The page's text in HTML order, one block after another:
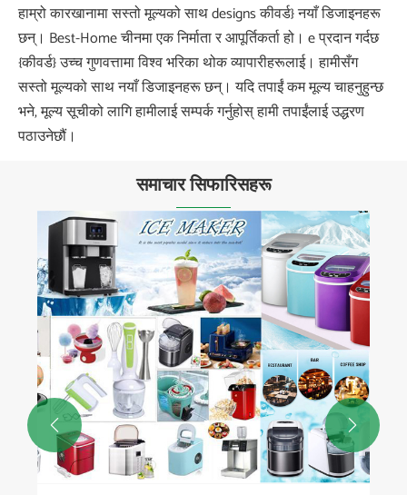
हाम्रो कारखानामा सस्तो मूल्यको साथ designs कीवर्ड} नयाँ डिजाइनहरू
छन्। Best-Home चीनमा एक निर्माता र आपूर्तिकर्ता हो। e प्रदान गर्दछ
{कीवर्ड} उच्च गुणवत्तामा विश्व भरिका थोक व्यापारीहरूलाई। हामीसँग
सस्तो मूल्यको साथ नयाँ डिजाइनहरू छन्। यदि तपाईं कम मूल्य चाहनुहुन्छ
भने, मूल्य सूचीको लागि हामीलाई सम्पर्क गर्नुहोस् हामी तपाईंलाई उद्धरण
पठाउनेछौं।
समाचार सिफारिसहरू
 